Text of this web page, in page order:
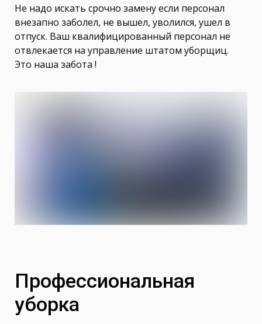
Не надо искать срочно замену если персонал
внезапно заболел, не вышел, уволился, ушел в
отпуск. Ваш квалифицированный персонал не
отвлекается на управление штатом уборщиц.
Это наша забота !
Профессиональная
уборка